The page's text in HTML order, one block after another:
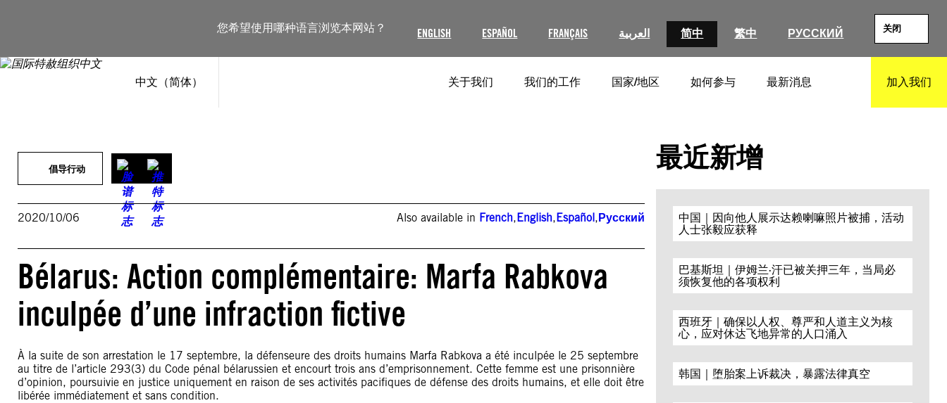
您希望使用哪种语言浏览本网站？ ENGLISH ESPAÑOL FRANÇAIS العربية 简中 繁中 РУССКИЙ 关闭
中文（简体） 关于我们 我们的工作 国家/地区 如何参与 最新消息 加入我们
倡导行动
2020/10/06 Also available in French,English,Español,Русский
Bélarus: Action complémentaire: Marfa Rabkova
inculpée d’une infraction fictive
À la suite de son arrestation le 17 septembre, la défenseure des droits humains Marfa Rabkova a été inculpée le 25 septembre
au titre de l’article 293(3) du Code pénal bélarussien et encourt trois ans d’emprisonnement. Cette femme est une prisonnière
d’opinion, poursuivie en justice uniquement en raison de ses activités pacifiques de défense des droits humains, et elle doit être
libérée immédiatement et sans condition.
最近新增
中国｜因向他人展示达赖喇嘛照片被捕，活动
人士张毅应获释
巴基斯坦｜伊姆兰·汗已被关押三年，当局必
须恢复他的各项权利
西班牙｜确保以人权、尊严和人道主义为核
心，应对休达飞地异常的人口涌入
韩国｜堕胎案上诉裁决，暴露法律真空